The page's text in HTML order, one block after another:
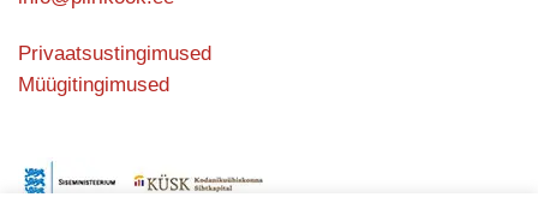
Privaatsustingimused
Müügitingimused